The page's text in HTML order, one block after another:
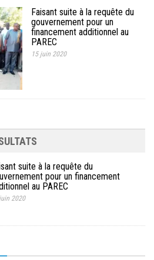
Faisant suite à la requête du
gouvernement pour un
financement additionnel au
PAREC
15 juin 2020
suite à la requête du
pour un financement
au PAREC
2020